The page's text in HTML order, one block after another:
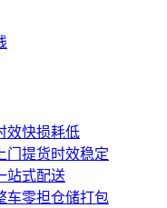
效快损耗低
门提货时效稳定
站式配送
车零担仓储打包